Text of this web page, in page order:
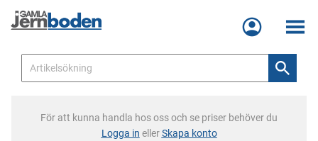
Meny
För att kunna handla hos oss och se priser behöver du
Logga in ellerSkapa konto